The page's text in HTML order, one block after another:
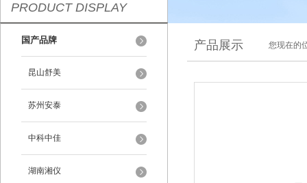
PRODUCT DISPLAY
国产品牌
昆山舒美
苏州安泰
中科中佳
湖南湘仪
产品展示 您现在的